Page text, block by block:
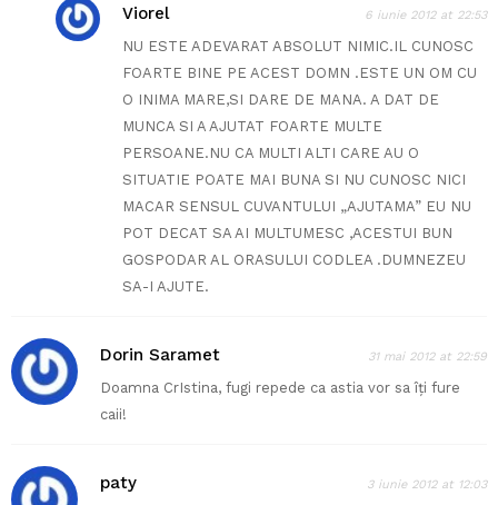
Viorel 6 iunie 2012 at 22:53
NU ESTE ADEVARAT ABSOLUT NIMIC.IL CUNOSC
FOARTE BINE PE ACEST DOMN .ESTE UN OM CU
O INIMA MARE,SI DARE DE MANA. A DAT DE
MUNCA SI A AJUTAT FOARTE MULTE
PERSOANE.NU CA MULTI ALTI CARE AU O
SITUATIE POATE MAI BUNA SI NU CUNOSC NICI
MACAR SENSUL CUVANTULUI „AJUTAMA” EU NU
POT DECAT SA AI MULTUMESC ,ACESTUI BUN
GOSPODAR AL ORASULUI CODLEA .DUMNEZEU
SA-I AJUTE.
Dorin Saramet 31 mai 2012 at 22:59
Doamna CrIstina, fugi repede ca astia vor sa îți fure
caii!
paty 3 iunie 2012 at 12:03